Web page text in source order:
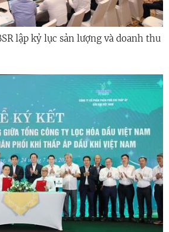
lập kỷ lục sản lượng và doanh thu